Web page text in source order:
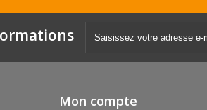
Mon compte